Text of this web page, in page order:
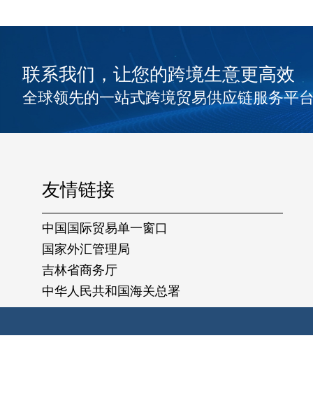
联系我们，让您的跨境生意更高效
全球领先的一站式跨境贸易供应链服务平
友情链接
中国国际贸易单一窗口
国家外汇管理局
吉林省商务厅
中华人民共和国海关总署